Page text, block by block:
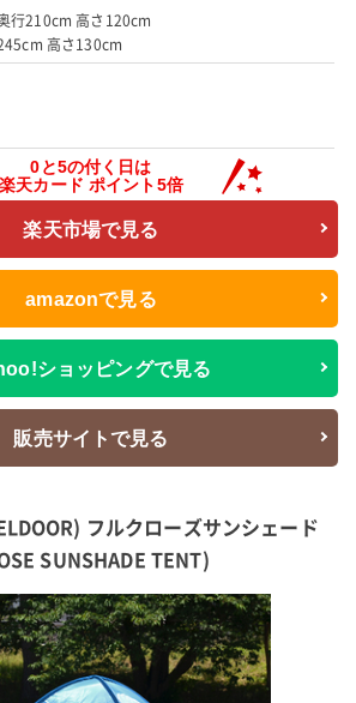
行210cm 高さ120cm
高さ130cm
楽天市場で見る
amazonで見る
ショッピングで見る
販売サイトで見る
フルクローズサンシェード
SUNSHADE TENT)